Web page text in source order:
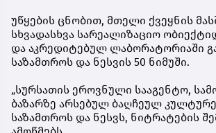
უწყების ცნობით, მთელი ქვეყნის
სხვადასხვა სარეალიზაციო
და აკრედიტებულ ლაბორატორიაში
საზამთროს და ნესვის 50 ნიმუში.
„სურსათის ეროვნული სააგენტო,
ბაზარზე არსებულ ბაღჩეულ
საზამთროს და ნესვს, ნიტრატების